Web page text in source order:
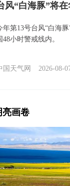
风“白海豚”将
年第13号台风“白海
48小时警戒线内。
国天气网 2026-08-
亮画卷